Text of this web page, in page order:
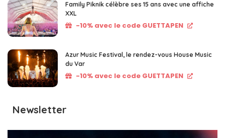
Family Piknik célèbre ses 15 ans avec une affiche
XXL
-10% avec le code GUETTAPEN
Azur Music Festival, le rendez-vous House Music
du Var
-10% avec le code GUETTAPEN
Newsletter